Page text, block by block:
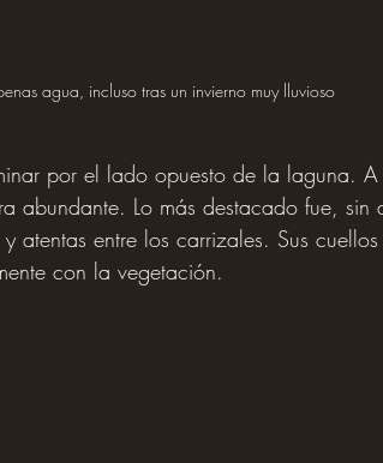
agua, incluso tras un invierno muy lluvioso
por el lado opuesto de la laguna.
abundante. Lo más destacado fue, sin
atentas entre los carrizales. Sus cuellos
con la vegetación.